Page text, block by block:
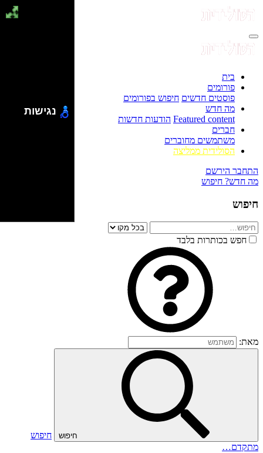
בית
פורומים
פוסטים חדשים חיפוש בפורומים
מה חדש
Featured content הודעות חדשות
חברים
משתמשים מחוברים
הסולידית ממליצה
התחבר הירשם
מה חדש? חיפוש
חיפוש
חפש בכותרות בלבד
מאת:
חיפוש
חיפוש
מתקדם…
נגישות